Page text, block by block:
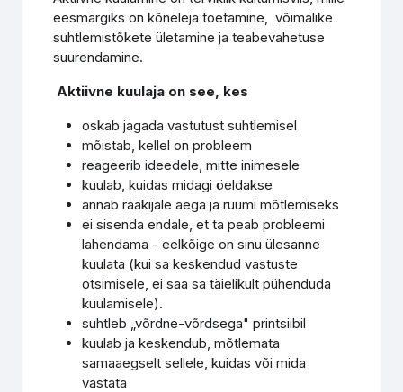
eesmärgiks on kõneleja toetamine, võimalike
suhtlemistõkete ületamine ja teabevahetuse
suurendamine.
Aktiivne kuulaja on see, kes
oskab jagada vastutust suhtlemisel
mõistab, kellel on probleem
reageerib ideedele, mitte inimesele
kuulab, kuidas midagi öeldakse
annab rääkijale aega ja ruumi mõtlemiseks
ei sisenda endale, et ta peab probleemi
lahendama - eelkõige on sinu ülesanne
kuulata (kui sa keskendud vastuste
otsimisele, ei saa sa täielikult pühenduda
kuulamisele).
suhtleb „võrdne-võrdsega" printsiibil
kuulab ja keskendub, mõtlemata
samaaegselt sellele, kuidas või mida
vastata